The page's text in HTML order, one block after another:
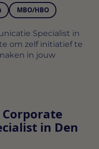
MBO/HBO
Specialist in
om zelf initiatief te
in jouw
in Den